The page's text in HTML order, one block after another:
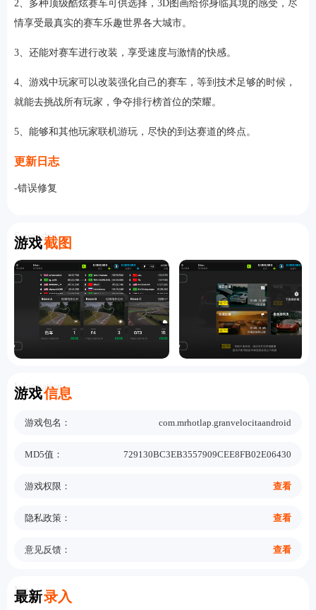
2、多种顶级酷炫赛车可供选择，3D图画给你身临其境的感受，尽
情享受最真实的赛车乐趣世界各大城市。
3、还能对赛车进行改装，享受速度与激情的快感。
4、游戏中玩家可以改装强化自己的赛车，等到技术足够的时候，
就能去挑战所有玩家，争夺排行榜首位的荣耀。
5、能够和其他玩家联机游玩，尽快的到达赛道的终点。
更新日志
-错误修复
游戏截图
Screenshot
游戏信息
Information
游戏包名： com.mrhotlap.granvelocitaandroid
MD5值： 729130BC3EB3557909CEE8FB02E06430
游戏权限： 查看
隐私政策： 查看
意见反馈： 查看
最新录入
New